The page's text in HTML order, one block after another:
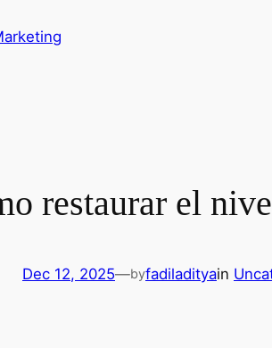
restaurar el
Dec 12, 2025—byfadiladityain